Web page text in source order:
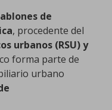
de
, procedente del
urbanos (RSU) y
forma parte de
urbano